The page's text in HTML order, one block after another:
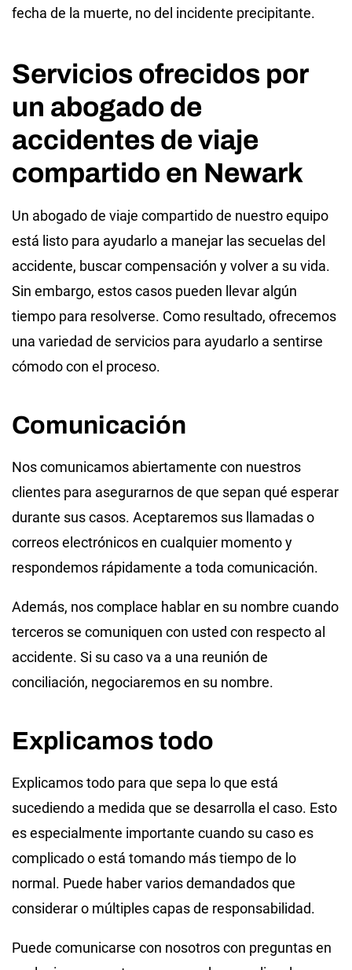
fecha de la muerte, no del incidente precipitante.
Servicios ofrecidos por
un abogado de
accidentes de viaje
compartido en Newark
Un abogado de viaje compartido de nuestro equipo
está listo para ayudarlo a manejar las secuelas del
accidente, buscar compensación y volver a su vida.
Sin embargo, estos casos pueden llevar algún
tiempo para resolverse. Como resultado, ofrecemos
una variedad de servicios para ayudarlo a sentirse
cómodo con el proceso.
Comunicación
Nos comunicamos abiertamente con nuestros
clientes para asegurarnos de que sepan qué esperar
durante sus casos. Aceptaremos sus llamadas o
correos electrónicos en cualquier momento y
respondemos rápidamente a toda comunicación.
Además, nos complace hablar en su nombre cuando
terceros se comuniquen con usted con respecto al
accidente. Si su caso va a una reunión de
conciliación, negociaremos en su nombre.
Explicamos todo
Explicamos todo para que sepa lo que está
sucediendo a medida que se desarrolla el caso. Esto
es especialmente importante cuando su caso es
complicado o está tomando más tiempo de lo
normal. Puede haber varios demandados que
considerar o múltiples capas de responsabilidad.
Puede comunicarse con nosotros con preguntas en